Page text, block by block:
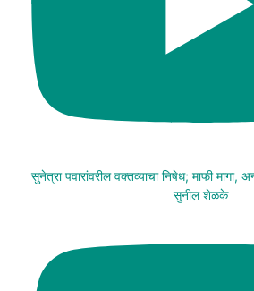
सुनेत्रा पवारांवरील वक्तव्याचा निषेध; माफी
सुनील शेळके